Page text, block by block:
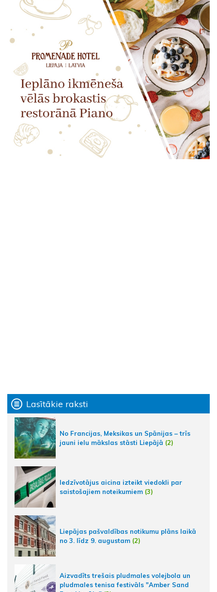
Lasītākie raksti
No Francijas, Meksikas un Spānijas – trīs
jauni ielu mākslas stāsti Liepājā (2)
Iedzīvotājus aicina izteikt viedokli par
saistošajiem noteikumiem (3)
Liepājas pašvaldības notikumu plāns laikā
no 3. līdz 9. augustam (2)
Aizvadīts trešais pludmales volejbola un
pludmales tenisa festivāls "Amber Sand